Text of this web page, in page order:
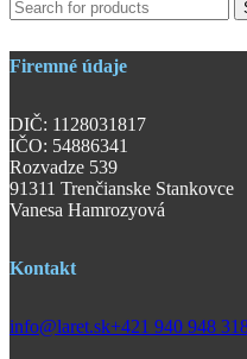
Firemné údaje
DIČ: 1128031817
IČO: 54886341
Rozvadze 539
91311 Trenčianske Stankovce
Vanesa Hamrozyová
Kontakt
info@laret.sk+421 940 948